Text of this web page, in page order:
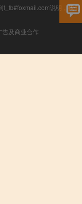
f_fb#foxmail.com说明，我们
告及商业合作